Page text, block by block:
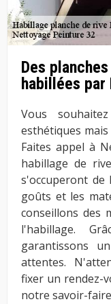
Des
habillées
Vous
esthétiques
Faites appel à
habillage de
s'occuperont de
goûts et les
conseillons des
l'habillage.
garantissons
attentes.
fixer un rendez-
notre savoir-